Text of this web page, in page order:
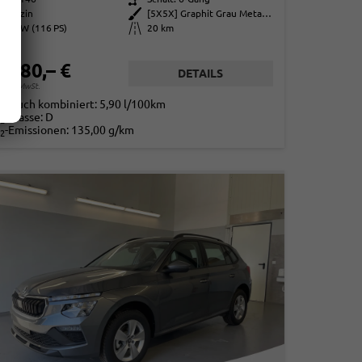
Benzin Außenfarbe
[5X5X] Graphit Grau Metallic
85 kW (116 PS) Kilometerstand 20 km
€
19% MwSt.
DETAILS
kombiniert: 5,90 l/100km
-Klasse: D
2-Emissionen: 135,00 g/km